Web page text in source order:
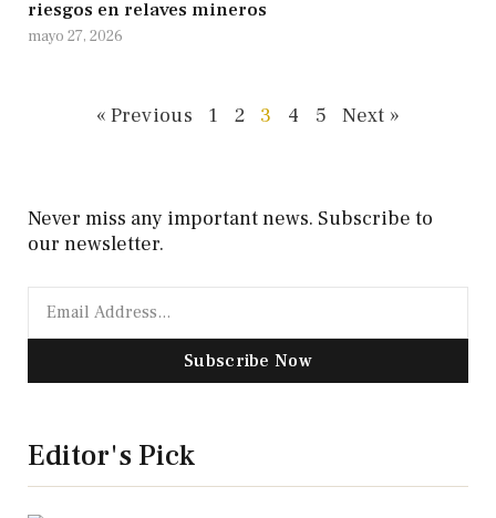
riesgos en relaves mineros
mayo 27, 2026
« Previous 1 2 3 4 5 Next »
Never miss any important news. Subscribe to
our newsletter.
Subscribe Now
Editor's Pick